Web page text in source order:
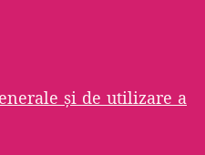
şi de utilizare a